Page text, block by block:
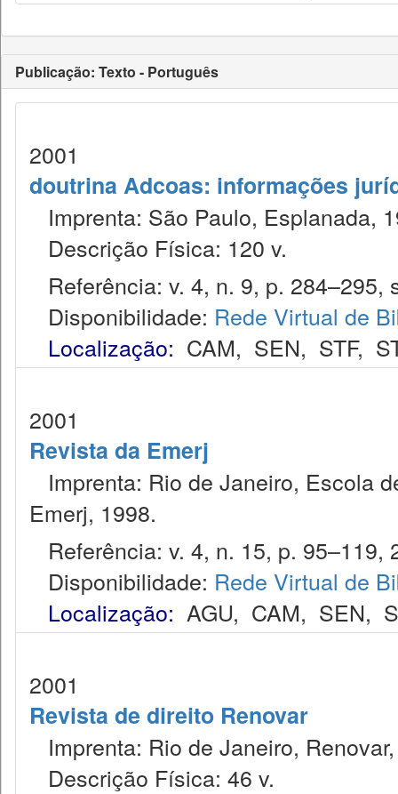
Publicação: Texto - Português
2001
doutrina Adcoas: informações
Imprenta: São Paulo, Esplanada,
Descrição Física: 120 v.
Referência: v. 4, n. 9, p. 284–295,
Disponibilidade: Rede Virtual de
Localização: CAM, SEN, STF,
2001
Revista da Emerj
Imprenta: Rio de Janeiro, Escola
Emerj, 1998.
Referência: v. 4, n. 15, p. 95–119,
Disponibilidade: Rede Virtual de
Localização: AGU, CAM, SEN,
2001
Revista de direito Renovar
Imprenta: Rio de Janeiro,
Descrição Física: 46 v.